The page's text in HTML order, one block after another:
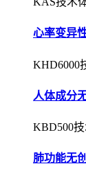
心率变异
KHD6000
人体成分
KBD500
肺功能无